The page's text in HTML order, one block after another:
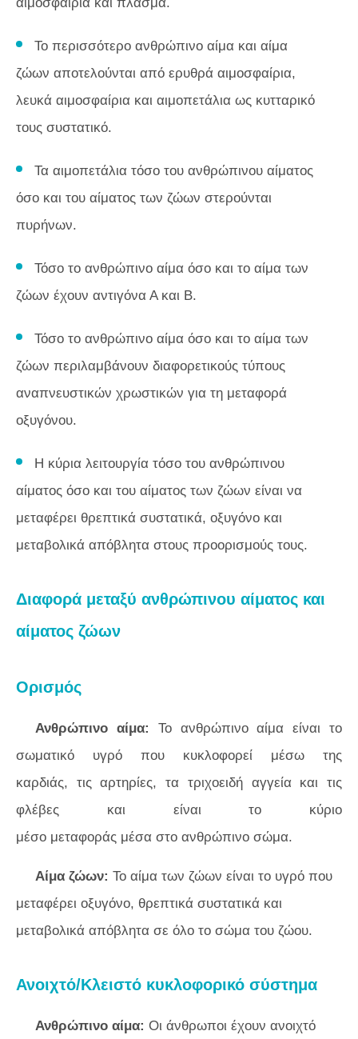
αιμοσφαίρια και πλάσμα.
Το περισσότερο ανθρώπινο αίμα και αίμα
ζώων αποτελούνται από ερυθρά αιμοσφαίρια,
λευκά αιμοσφαίρια και αιμοπετάλια ως κυτταρικό
τους συστατικό.
Τα αιμοπετάλια τόσο του ανθρώπινου αίματος
όσο και του αίματος των ζώων στερούνται
πυρήνων.
Τόσο το ανθρώπινο αίμα όσο και το αίμα των
ζώων έχουν αντιγόνα Α και Β.
Τόσο το ανθρώπινο αίμα όσο και το αίμα των
ζώων περιλαμβάνουν διαφορετικούς τύπους
αναπνευστικών χρωστικών για τη μεταφορά
οξυγόνου.
Η κύρια λειτουργία τόσο του ανθρώπινου
αίματος όσο και του αίματος των ζώων είναι να
μεταφέρει θρεπτικά συστατικά, οξυγόνο και
μεταβολικά απόβλητα στους προορισμούς τους.
Διαφορά μεταξύ ανθρώπινου αίματος και
αίματος ζώων
Ορισμός
Ανθρώπινο αίμα: Το ανθρώπινο αίμα είναι το
σωματικό υγρό που κυκλοφορεί μέσω της
καρδιάς, τις αρτηρίες, τα τριχοειδή αγγεία και τις
φλέβες και είναι το κύριο
μέσο μεταφοράς μέσα στο ανθρώπινο σώμα.
Αίμα ζώων: Το αίμα των ζώων είναι το υγρό που
μεταφέρει οξυγόνο, θρεπτικά συστατικά και
μεταβολικά απόβλητα σε όλο το σώμα του ζώου.
Ανοιχτό/Κλειστό κυκλοφορικό σύστημα
Ανθρώπινο αίμα: Οι άνθρωποι έχουν ανοιχτό